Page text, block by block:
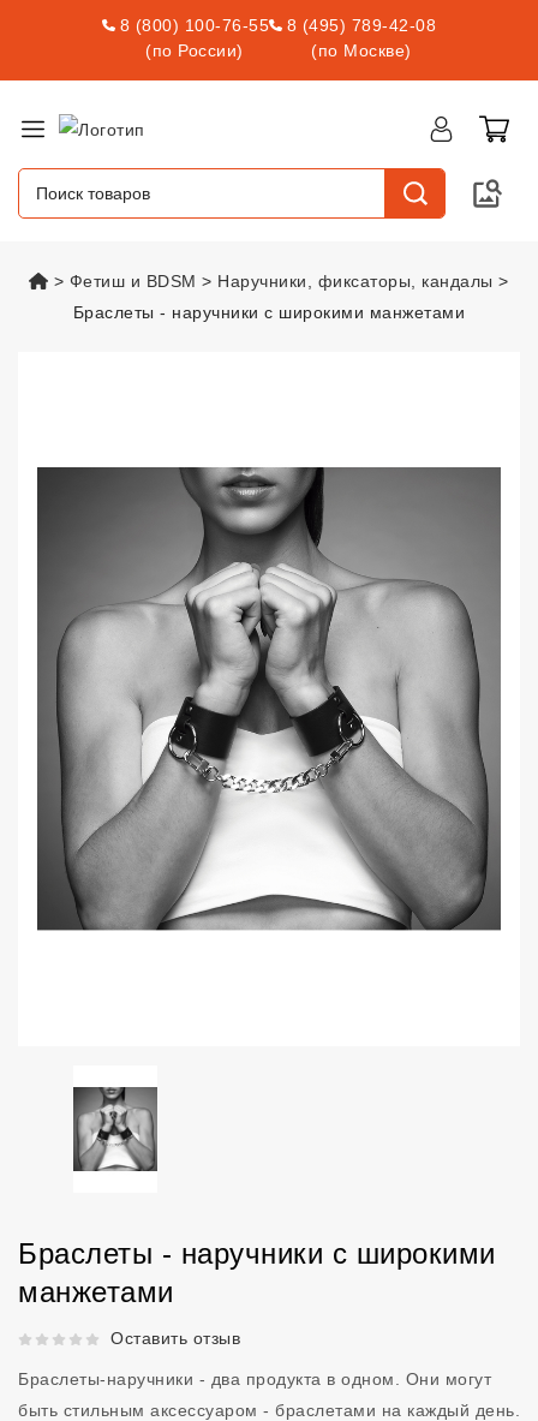
8 (800) 100-76-55
(по России)
8 (495) 789-42-08
(по Москве)
vsexshop.ru
Фетиш и BDSM
Наручники, фиксаторы, кандалы
Браслеты - наручники с широкими манжетами
Браслеты - наручники с широкими
манжетами
Рейтинг 5 из 5.Оставить отзыв
Браслеты-наручники - два продукта в одном. Они могут
быть стильным аксессуаром - браслетами на каждый день.